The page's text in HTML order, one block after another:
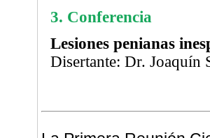
3. Conferencia
Lesiones penianas
Disertante: Dr. Joaquín